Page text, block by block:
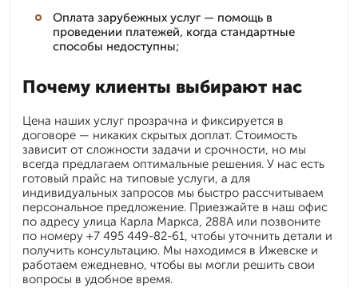
Оплата зарубежных услуг — помощь в
проведении платежей, когда стандартные
способы недоступны;
Почему клиенты выбирают нас
Цена наших услуг прозрачна и фиксируется в
договоре — никаких скрытых доплат. Стоимость
зависит от сложности задачи и срочности, но мы
всегда предлагаем оптимальные решения. У нас есть
готовый прайс на типовые услуги, а для
индивидуальных запросов мы быстро рассчитываем
персональное предложение. Приезжайте в наш офис
по адресу улица Карла Маркса, 288А или позвоните
по номеру +7 495 449-82-61, чтобы уточнить детали и
получить консультацию. Мы находимся в Ижевске и
работаем ежедневно, чтобы вы могли решить свои
вопросы в удобное время.